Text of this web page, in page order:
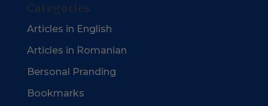
Categories
Articles in English
Articles in Romanian
Bersonal Pranding
Bookmarks